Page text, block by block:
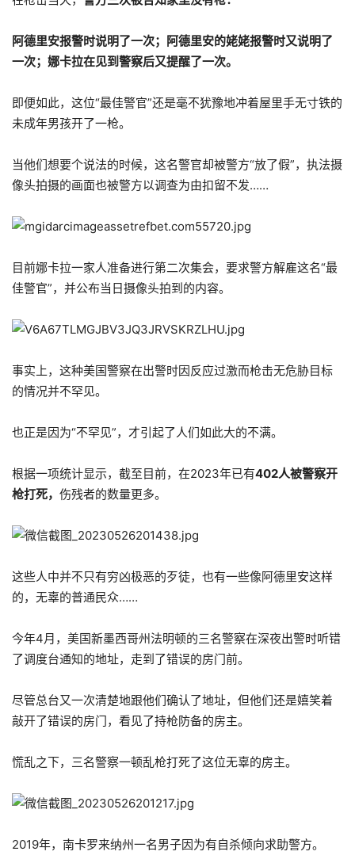
阿德里安报警时说明了一次；阿德里安的姥姥报警时又说明了
一次；娜卡拉在见到警察后又提醒了一次。
即便如此，这位“最佳警官”还是毫不犹豫地冲着屋里手无寸铁的
未成年男孩开了一枪。
当他们想要个说法的时候，这名警官却被警方“放了假”，执法摄
像头拍摄的画面也被警方以调查为由扣留不发……
目前娜卡拉一家人准备进行第二次集会，要求警方解雇这名“最
佳警官”，并公布当日摄像头拍到的内容。
事实上，这种美国警察在出警时因反应过激而枪击无危胁目标
的情况并不罕见。
也正是因为“不罕见”，才引起了人们如此大的不满。
根据一项统计显示，截至目前，在2023年已有402人被警察开
枪打死， 伤残者的数量更多。
这些人中并不只有穷凶极恶的歹徒，也有一些像阿德里安这样
的，无辜的普通民众……
今年4月，美国新墨西哥州法明顿的三名警察在深夜出警时听错
了调度台通知的地址，走到了错误的房门前。
尽管总台又一次清楚地跟他们确认了地址，但他们还是嬉笑着
敲开了错误的房门，看见了持枪防备的房主。
慌乱之下，三名警察一顿乱枪打死了这位无辜的房主。
2019年，南卡罗来纳州一名男子因为有自杀倾向求助警方。